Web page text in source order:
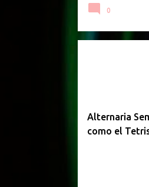
0
Alternaria
como el